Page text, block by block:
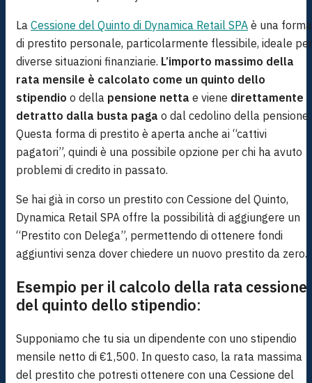
La Cessione del Quinto di Dynamica Retail SPA è una forma
di prestito personale, particolarmente flessibile, ideale per
diverse situazioni finanziarie. L’importo massimo della
rata mensile è calcolato come un quinto dello
stipendio o della pensione netta e viene direttamente
detratto dalla busta paga o dal cedolino della pensione.
Questa forma di prestito è aperta anche ai “cattivi
pagatori”, quindi è una possibile opzione per chi ha avuto
problemi di credito in passato.
Se hai già in corso un prestito con Cessione del Quinto,
Dynamica Retail SPA offre la possibilità di aggiungere un
“Prestito con Delega”, permettendo di ottenere fondi
aggiuntivi senza dover chiedere un nuovo prestito da zero.
Esempio per il calcolo della rata cessione
del quinto dello stipendio:
Supponiamo che tu sia un dipendente con uno stipendio
mensile netto di €1,500. In questo caso, la rata massima
del prestito che potresti ottenere con una Cessione del